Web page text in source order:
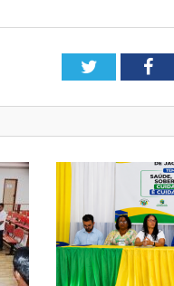
Twitter